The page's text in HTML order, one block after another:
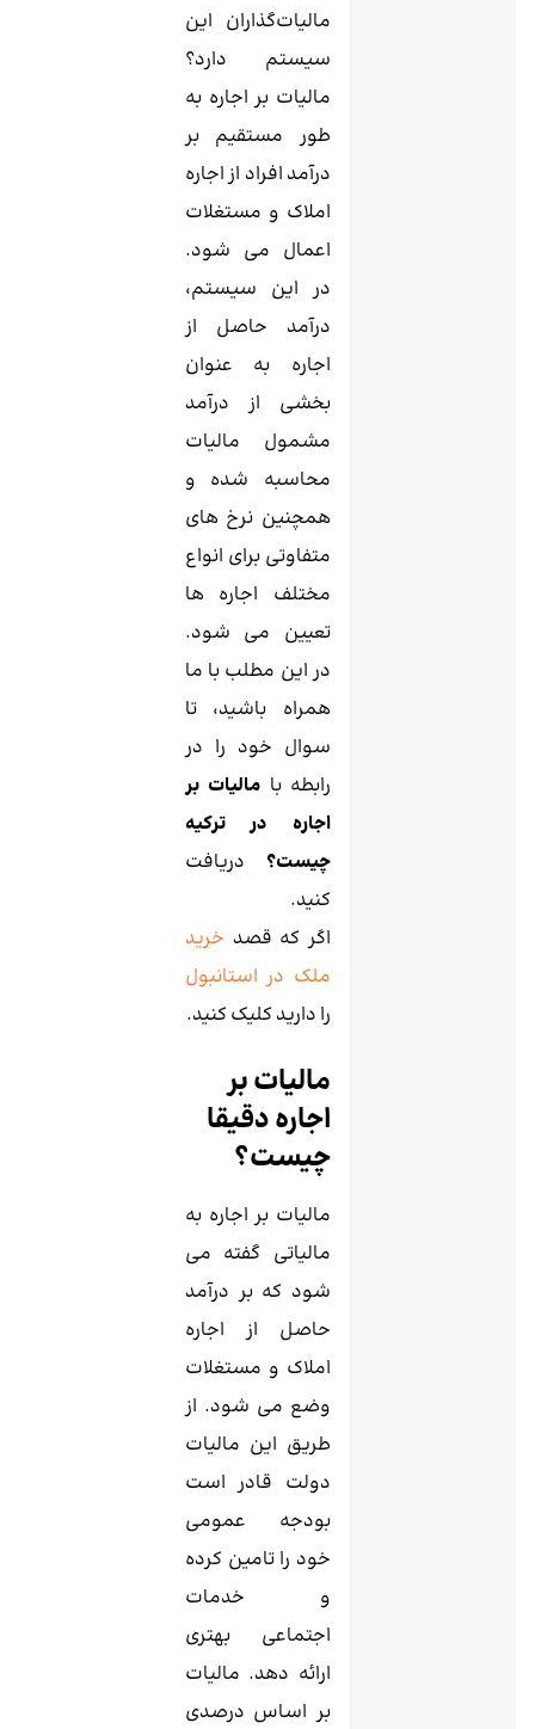
مالیات‌گذاران این
سیستم دارد؟
مالیات بر اجاره به
طور مستقیم بر
درآمد افراد از اجاره
املاک و مستغلات
اعمال می ‌شود.
در این سیستم،
درآمد حاصل از
اجاره به عنوان
بخشی از درآمد
مشمول مالیات
محاسبه شده و
همچنین نرخ‌ های
متفاوتی برای انواع
مختلف اجاره‌ ها
تعیین می شود.
در این مطلب با ما
همراه باشید، تا
سوال خود را در
رابطه با مالیات بر
اجاره در ترکیه
چیست؟ دریافت
کنید.
اگر که قصد خرید
ملک در استانبول
را دارید کلیک کنید.
مالیات بر
اجاره دقیقا
چیست؟
مالیات بر اجاره به
مالیاتی گفته می
شود که بر درآمد
حاصل از اجاره
املاک و مستغلات
وضع می شود. از
طریق این مالیات
دولت قادر است
بودجه عمومی
خود را تامین کرده
و خدمات
اجتماعی بهتری
ارائه دهد. مالیات
بر اساس درصدی